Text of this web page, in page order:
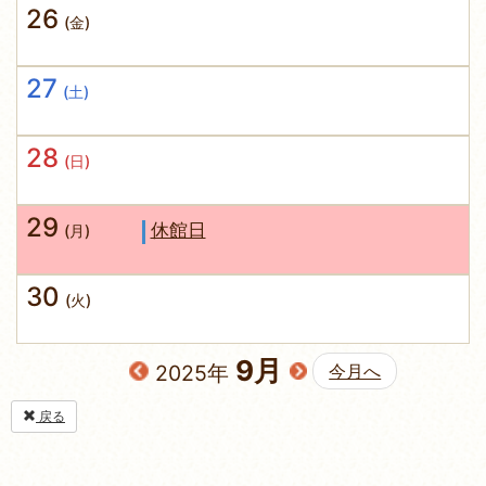
26 (金)
27 (土)
28 (日)
29 (月) 休館日
30 (火)
2025年 9月 今月へ
戻る